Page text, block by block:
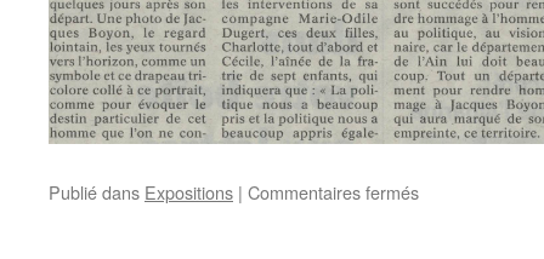
Publié dans Expositions | Commentaires ferméssur